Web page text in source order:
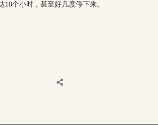
个小时，甚至好几度停下来。